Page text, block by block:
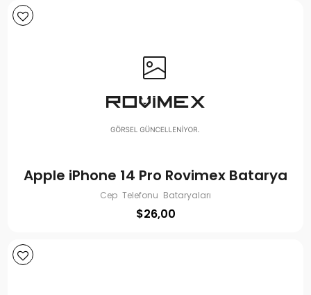
Apple iPhone 14 Pro Rovimex Batarya
Cep Telefonu Bataryaları
$26,00